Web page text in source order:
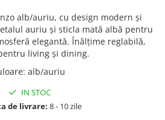
alb/auriu, cu design modern și
auriu și sticla mată albă pentru
elegantă. Înălțime reglabilă,
living și dining.
: alb/auriu
IN STOC
de livrare: 8 - 10 zile